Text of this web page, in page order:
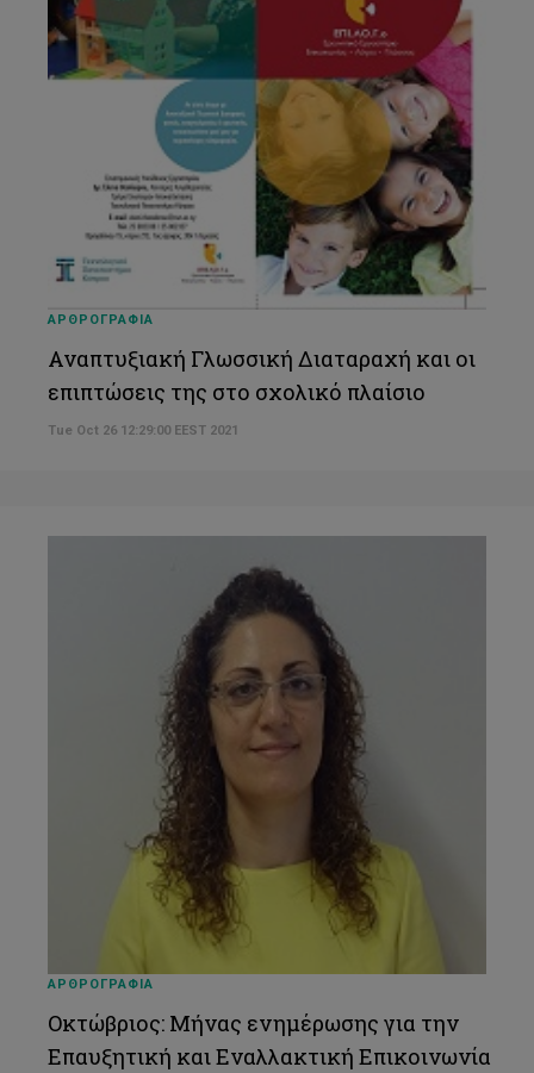
ΑΡΘΡΟΓΡΑΦΙΑ
Αναπτυξιακή Γλωσσική Διαταραχή και οι
επιπτώσεις της στο σχολικό πλαίσιο
Tue Oct 26 12:29:00 EEST 2021
ΑΡΘΡΟΓΡΑΦΙΑ
Οκτώβριος: Μήνας ενημέρωσης για την
Επαυξητική και Εναλλακτική Επικοινωνία